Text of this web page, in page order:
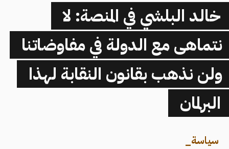
خالد البلشي في المنصة: لا
نتماهى مع الدولة في مفاوضاتنا
ولن نذهب بقانون النقابة لهذا
البرلمان
سياسة_